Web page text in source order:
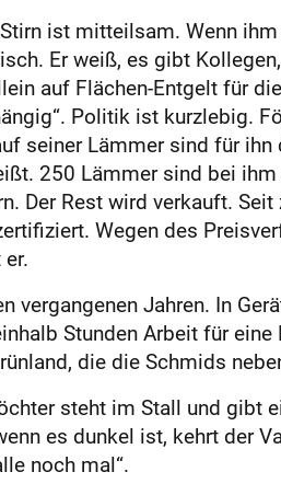
ist mitteilsam. Wenn
Er weiß, es gibt
auf Flächen-Entgelt für
Politik ist kurzlebig.
seiner Lämmer sind für
250 Lämmer sind bei
Der Rest wird verkauft.
Wegen des
vergangenen Jahren. In
Stunden Arbeit für
die die Schmids
steht im Stall und gibt
es dunkel ist, kehrt der
noch mal“.